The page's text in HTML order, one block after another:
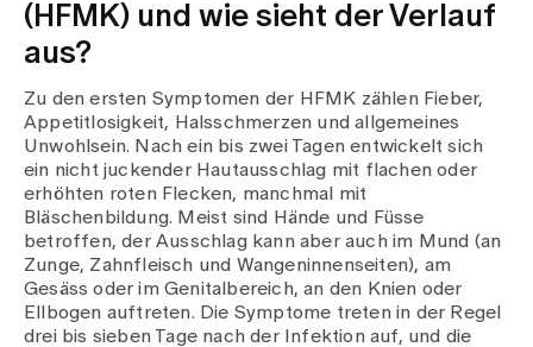
(HFMK) und wie sieht der Verlauf
aus?
Zu den ersten Symptomen der HFMK zählen Fieber,
Appetitlosigkeit, Halsschmerzen und allgemeines
Unwohlsein. Nach ein bis zwei Tagen entwickelt sich
ein nicht juckender Hautausschlag mit flachen oder
erhöhten roten Flecken, manchmal mit
Bläschenbildung. Meist sind Hände und Füsse
betroffen, der Ausschlag kann aber auch im Mund (an
Zunge, Zahnfleisch und Wangeninnenseiten), am
Gesäss oder im Genitalbereich, an den Knien oder
Ellbogen auftreten. Die Symptome treten in der Regel
drei bis sieben Tage nach der Infektion auf, und die